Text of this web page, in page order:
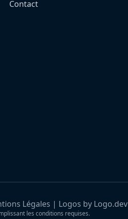
Contact
Légales | Logos by Logo.dev
les conditions requises.